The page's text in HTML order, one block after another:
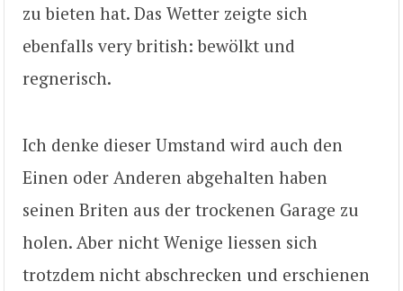
zu bieten hat. Das Wetter zeigte sich
ebenfalls very british: bewölkt und
regnerisch.
Ich denke dieser Umstand wird auch den
Einen oder Anderen abgehalten haben
seinen Briten aus der trockenen Garage zu
holen. Aber nicht Wenige liessen sich
trotzdem nicht abschrecken und erschienen